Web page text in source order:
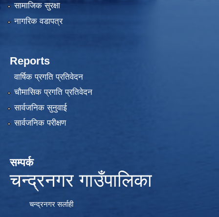
सामाजिक सुरक्षा
नागरिक वडापत्र
Reports
वार्षिक प्रगति प्रतिवेदन
चौमासिक प्रगति प्रतिवेदन
सार्वजनिक सुनुवाई
सार्वजनिक परीक्षण
सम्पर्क
चन्द्रनगर गाउँपालिका
चन्द्रनगर सर्लाही